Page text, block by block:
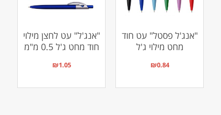
"אנג'ל פסטל" עט חוד
מחט מילוי ג'ל
₪0.84
"אנג'ל" עט לחצן מילוי
חוד מחט ג'ל 0.5 מ"מ
₪1.05